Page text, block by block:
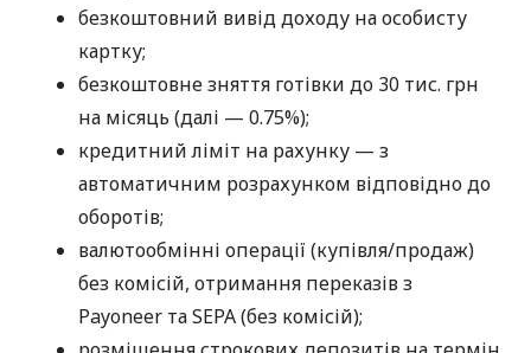
безкоштовний вивід доходу на особисту
картку;
безкоштовне зняття готівки до 30 тис. грн
на місяць (далі — 0.75%);
кредитний ліміт на рахунку — з
автоматичним розрахунком відповідно до
оборотів;
валютообмінні операції (купівля/продаж)
без комісій, отримання переказів з
Payoneer та SEPA (без комісій);